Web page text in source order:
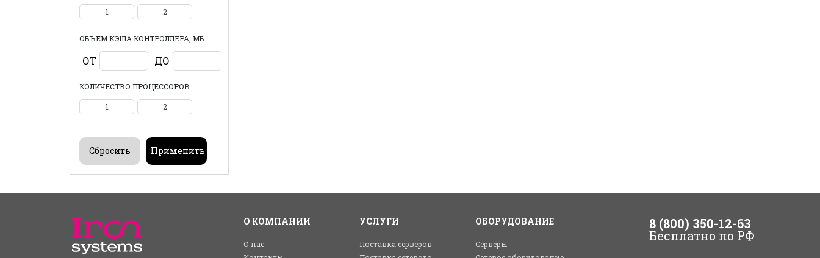
1 2
ОБЪЕМ КЭША КОНТРОЛЛЕРА, МБ
ОТ ДО
КОЛИЧЕСТВО ПРОЦЕССОРОВ
1 2
О КОМПАНИИ
О нас
УСЛУГИ
Поставка серверов
ОБОРУДОВАНИЕ
Серверы
8 (800) 350-12-63
Бесплатно по РФ